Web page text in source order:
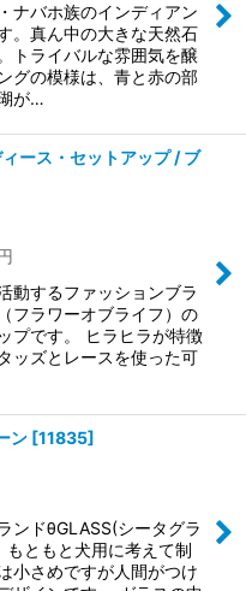
ナバホ族のインディアン
。真ん中の大きな天然石
トライバルな雰囲気を醸
グの模様は、青と赤の部
が…
ース・セットアップ / ブ
動するファッションブラ
フラワーオブライフ）の
プです。 ヒラヒラが特徴
ッズとレースを使った可
ン [11835]
ンドθGLASS(シータグラ
もともと犬用に考えて制
小さめですが人間がつけ